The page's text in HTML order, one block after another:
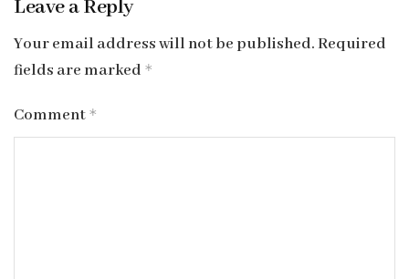
Leave a Reply
Your email address will not be published.Required
fields are marked *
Comment *